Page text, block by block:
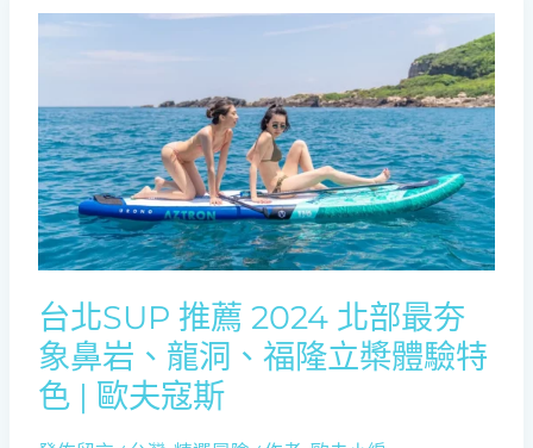
台北SUP 推薦 2024 北部最夯
象鼻岩、龍洞、福隆立槳體驗特
色 | 歐夫寇斯
台
推
薦
2024
北
部
最
夯
象
鼻
岩、
龍
洞、